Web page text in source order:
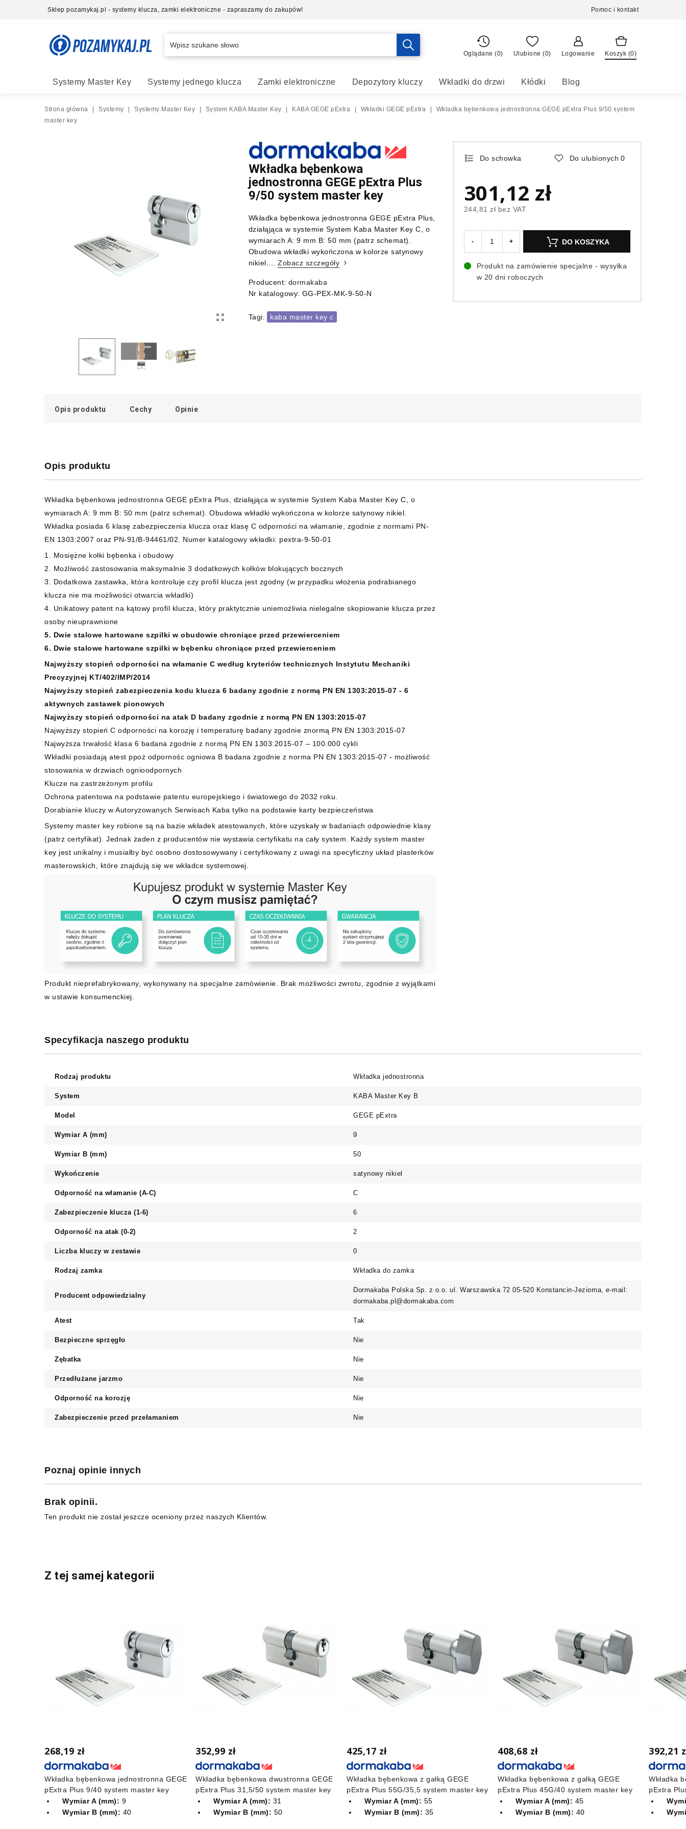
Sklep pozamykaj.pl - systemy klucza, zamki elektroniczne - zapraszamy do zakupów! Pomoc i kontakt
Oglądane (0) Ulubione (0) Logowanie Koszyk (0)
Systemy Master Key Systemy jednego klucza Zamki elektroniczne Depozytory kluczy Wkładki do drzwi Kłódki Blog
Strona główna Systemy Systemy Master Key System KABA Master Key KABA GEGE pExtra Wkładki GEGE pExtra
Wkładka bębenkowa jednostronna GEGE pExtra Plus 9/50 system
master key
Wkładka bębenkowa
jednostronna GEGE pExtra Plus
9/50 system master key
Wkładka bębenkowa jednostronna GEGE pExtra Plus,
działąjąca w systemie System Kaba Master Key C, o
wymiarach A: 9 mm B: 50 mm (patrz schemat).
Obudowa wkładki wykończona w kolorze satynowy
nikiel....Zobacz szczegóły
Producent: dormakaba
Nr katalogowy: GG-PEX-MK-9-50-N
Tagi: kaba master key c
Do schowka Do ulubionych 0
301,12 zł
244,81 zł bez VAT
- + DO KOSZYKA
Produkt na zamówienie specjalne - wysyłka
w 20 dni roboczych
Opis produktu Cechy Opinie
Opis produktu
Wkładka bębenkowa jednostronna GEGE pExtra Plus, działąjąca w systemie System Kaba Master Key C, o
wymiarach A: 9 mm B: 50 mm (patrz schemat). Obudowa wkładki wykończona w kolorze satynowy nikiel.
Wkładka posiada 6 klasę zabezpieczenia klucza oraz klasę C odporności na włamanie, zgodnie z normami PN-
EN 1303:2007 oraz PN-91/B-94461/02. Numer katalogowy wkładki: pextra-9-50-01
1. Mosiężne kołki bębenka i obudowy
2. Możliwość zastosowania maksymalnie 3 dodatkowych kołków blokujących bocznych
3. Dodatkowa zastawka, która kontroluje czy profil klucza jest zgodny (w przypadku włożenia podrabianego
klucza nie ma możliwości otwarcia wkładki)
4. Unikatowy patent na kątowy profil klucza, który praktytcznie uniemożliwia nielegalne skopiowanie klucza przez
osoby nieuprawnione
5. Dwie stalowe hartowane szpilki w obudowie chroniące przed przewierceniem
6. Dwie stalowe hartowane szpilki w bębenku chroniące przed przewierceniem
Najwyższy stopień odporności na włamanie C według kryteriów technicznych Instytutu Mechaniki
Precyzyjnej KT/402/IMP/2014
Najwyższy stopień zabezpieczenia kodu klucza 6 badany zgodnie z normą PN EN 1303:2015-07 - 6
aktywnych zastawek pionowych
Najwyższy stopień odporności na atak D badany zgodnie z normą PN EN 1303:2015-07
Najwyższy stopień C odporności na korozję i temperaturę badany zgodnie znormą PN EN 1303:2015-07
Najwyższa trwałość klasa 6 badana zgodnie z normą PN EN 1303:2015-07 – 100.000 cykli
Wkładki posiadają atest ppoż odpornośc ogniowa B badana zgodnie z norma PN EN 1303:2015-07 - możliwość
stosowania w drzwiach ognioodpornych
Klucze na zastrzeżonym profilu
Ochrona patentowa na podstawie patentu europejskiego i światowego do 2032 roku.
Dorabianie kluczy w Autoryzowanych Serwisach Kaba tylko na podstawie karty bezpieczeństwa
Systemy master key robione są na bazie wkładek atestowanych, które uzyskały w badaniach odpowiednie klasy
(patrz certyfikat). Jednak żaden z producentów nie wystawia certyfikatu na cały system. Każdy system master
key jest unikalny i musiałby być osobno dostosowywany i certyfikowany z uwagi na specyficzny układ plasterków
masterowskich, które znajdują się we wkładce systemowej.
Produkt nieprefabrykowany, wykonywany na specjalne zamówienie. Brak możliwości zwrotu, zgodnie z wyjątkami
w ustawie konsumenckiej.
Specyfikacja naszego produktu
Rodzaj produktu Wkładka jednostronna
System KABA Master Key B
Model GEGE pExtra
Wymiar A (mm) 9
Wymiar B (mm) 50
Wykończenie satynowy nikiel
Odporność na włamanie (A-C) C
Zabezpieczenie klucza (1-6) 6
Odporność na atak (0-2) 2
Liczba kluczy w zestawie 0
Rodzaj zamka Wkładka do zamka
Producent odpowiedzialny
Dormakaba Polska Sp. z o.o. ul. Warszawska 72 05-520 Konstancin-Jeziorna, e-mail:
dormakaba.pl@dormakaba.com
Atest Tak
Bezpieczne sprzęgło Nie
Zębatka Nie
Przedłużane jarzmo Nie
Odporność na korozję Nie
Zabezpieczenie przed przełamaniem Nie
Poznaj opinie innych
Brak opinii.
Ten produkt nie został jeszcze oceniony przez naszych Klientów.
Z tej samej kategorii
268,19 zł
Wkładka bębenkowa jednostronna GEGE
pExtra Plus 9/40 system master key
Wymiar A (mm): 9
Wymiar B (mm): 40
352,99 zł
Wkładka bębenkowa dwustronna GEGE
pExtra Plus 31,5/50 system master key
Wymiar A (mm): 31
Wymiar B (mm): 50
425,17 zł
Wkładka bębenkowa z gałką GEGE
pExtra Plus 55G/35,5 system master key
Wymiar A (mm): 55
Wymiar B (mm): 35
408,68 zł
Wkładka bębenkowa z gałką GEGE
pExtra Plus 45G/40 system master key
Wymiar A (mm): 45
Wymiar B (mm): 40
392,21
Wkładka
pExtra